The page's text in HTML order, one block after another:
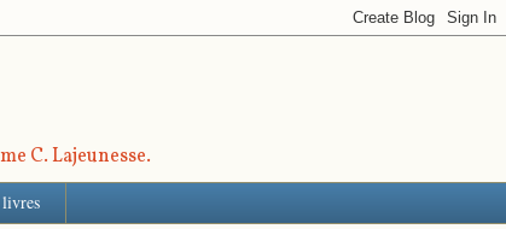
C. Lajeunesse.